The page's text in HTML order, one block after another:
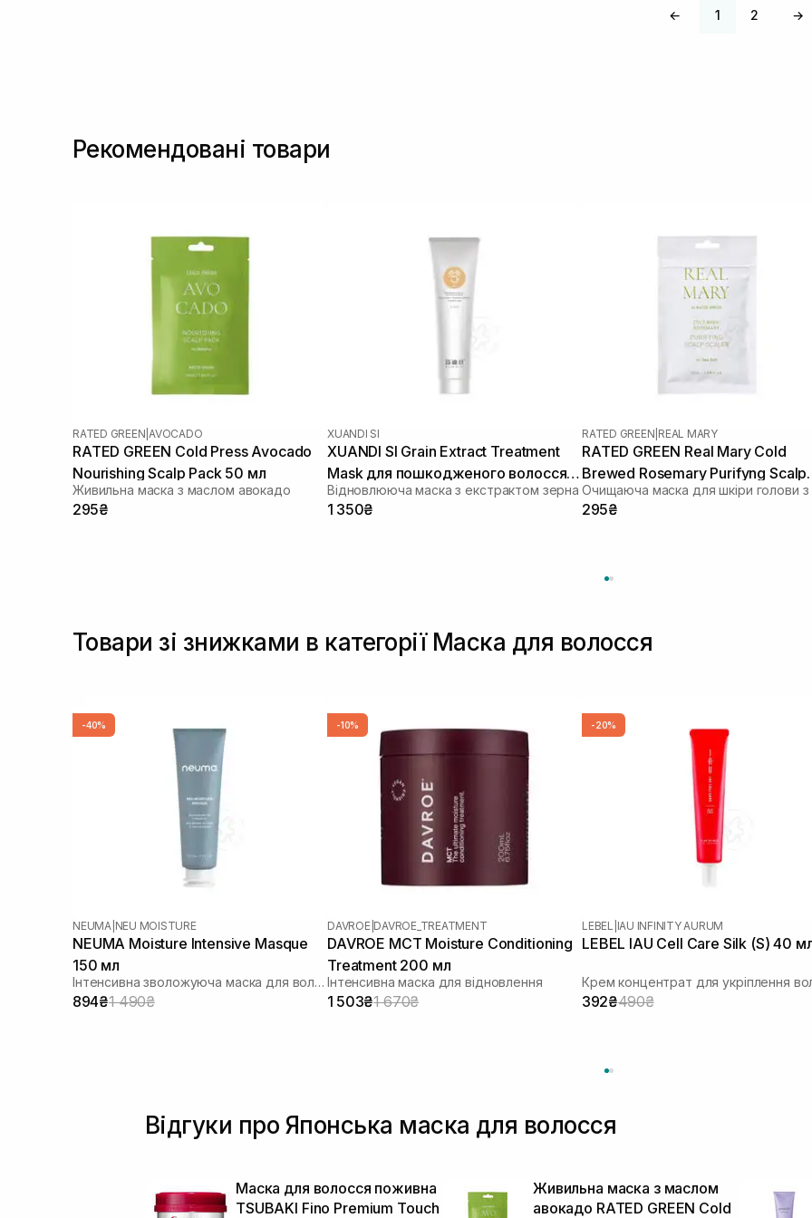
← 1 2 →
Рекомендовані товари
RATED GREEN AVOCADO
RATED GREEN Cold Press Avocado
Nourishing Scalp Pack 50 мл
Живильна маска з маслом авокадо
295₴
XUANDI SI
XUANDI SI Grain Extract Treatment
Mask для пошкодженого волосся
300 мл
Відновлююча маска з екстрактом зерна
1 350₴
RATED GREEN REAL MARY
RATED GREEN Real Mary Cold
Brewed Rosemary Purifyng Scalp
Scaler 50 мл
295₴
Товари зі знижками в категорії Маска для волосся
-40%
NEUMA| NEU MOISTURE
NEUMA Moisture Intensive Masque
150 мл
Інтенсивна зволожуюча маска для волосся
894₴1 490₴
-10%
DAVROE| DAVROE_TREATMENT
DAVROE MСT Moisture Conditioning
Treatment 200 мл
Інтенсивна маска для відновлення
1 503₴1 670₴
-20%
LEBEL IAU INFINITY AURUM
LEBEL IAU Cell Care Silk (S) 40
392₴490₴
Відгуки про Японська маска для волосся
Маска для волосся поживна
TSUBAKI Fino Premium Touch
Живильна маска з маслом
авокадо RATED GREEN Cold